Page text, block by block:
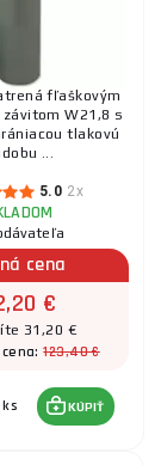
fľaškovým
W21,8 s
tlakovú
...
5.0 2x
cena
€
31,20 €
cena:123,40 €
ks KÚPIŤ